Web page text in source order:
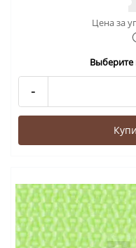
Цена за
Выберите
-